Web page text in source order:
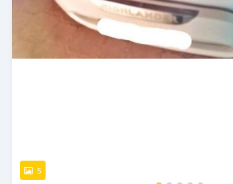
5